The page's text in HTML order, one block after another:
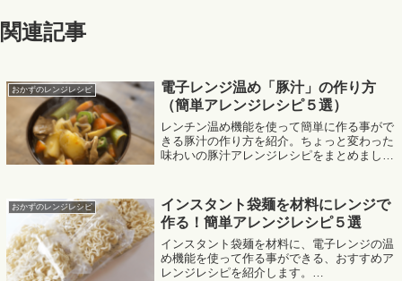
関連記事
おかずのレンジレシピ
電子レンジ温め「豚汁」の作り方
（簡単アレンジレシピ５選）
レンチン温め機能を使って簡単に作る事がで
きる豚汁の作り方を紹介。ちょっと変わった
味わいの豚汁アレンジレシピをまとめまし
おかずのレンジレシピ
インスタント袋麺を材料にレンジで
作る！簡単アレンジレシピ５選
インスタント袋麺を材料に、電子レンジの温
め機能を使って作る事ができる、おすすめア
レンジレシピを紹介します。